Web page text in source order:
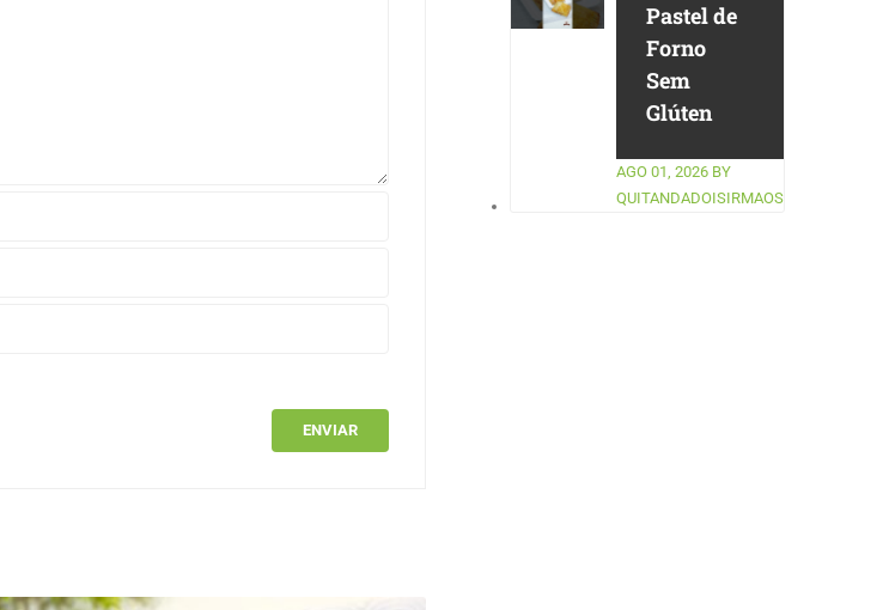
Pastel de
Forno
Sem
Glúten
AGO 01, 2026 BY
QUITANDADOISIRMAOS